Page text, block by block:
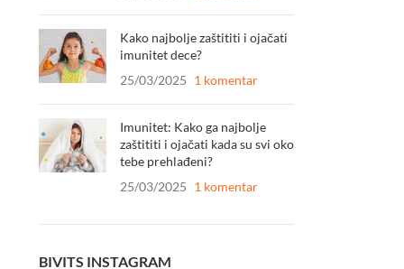
Kako najbolje zaštititi i ojačati
imunitet dece?
25/03/2025 1 komentar
Imunitet: Kako ga najbolje
zaštititi i ojačati kada su svi oko
tebe prehlađeni?
25/03/2025 1 komentar
BIVITS INSTAGRAM